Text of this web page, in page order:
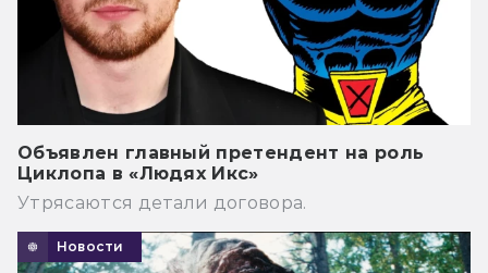
Объявлен главный претендент на роль
Циклопа в «Людях Икс»
Утрясаются детали договора.
Новости